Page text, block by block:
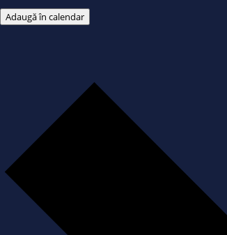
Adaugă în calendar